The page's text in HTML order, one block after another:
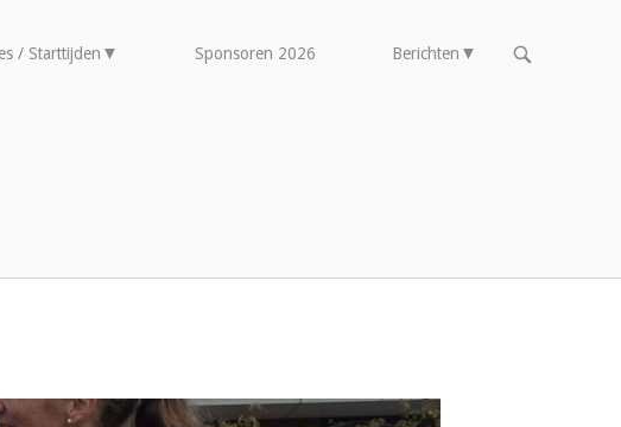
/ Starttijden Sponsoren 2026 Berichten
OPEN